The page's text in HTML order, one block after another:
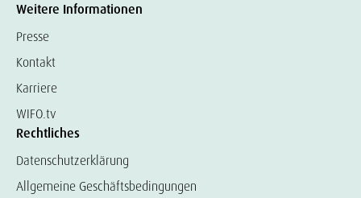
Weitere Informationen
Presse
Kontakt
Karriere
WIFO.tv
Rechtliches
Datenschutzerklärung
Allgemeine Geschäftsbedingungen